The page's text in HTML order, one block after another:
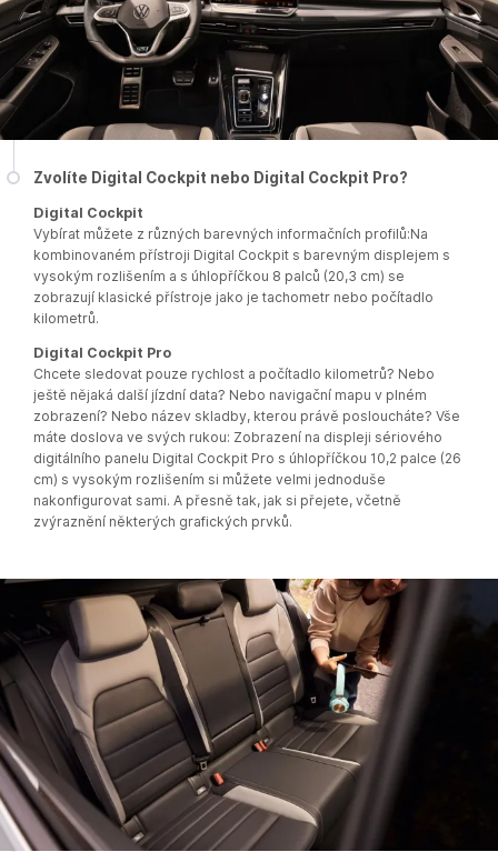
Zvolíte Digital Cockpit nebo Digital Cockpit Pro?
Digital Cockpit
Vybírat můžete z různých barevných informačních profilů:Na
kombinovaném přístroji Digital Cockpit s barevným displejem s
vysokým rozlišením a s úhlopříčkou 8 palců (20,3 cm) se
zobrazují klasické přístroje jako je tachometr nebo počítadlo
kilometrů.
Digital Cockpit Pro
Chcete sledovat pouze rychlost a počítadlo kilometrů? Nebo
ještě nějaká další jízdní data? Nebo navigační mapu v plném
zobrazení? Nebo název skladby, kterou právě posloucháte? Vše
máte doslova ve svých rukou: Zobrazení na displeji sériového
digitálního panelu Digital Cockpit Pro s úhlopříčkou 10,2 palce (26
cm) s vysokým rozlišením si můžete velmi jednoduše
nakonfigurovat sami. A přesně tak, jak si přejete, včetně
zvýraznění některých grafických prvků.